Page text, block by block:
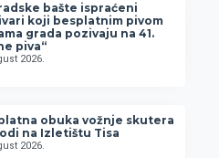
bašte ispraćeni
koji besplatnim pivom
grada pozivaju na 41.
piva“
2026.
obuka vožnje skutera
na Izletištu Tisa
2026.